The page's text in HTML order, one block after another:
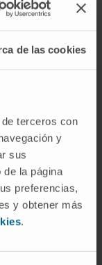
de las cookies
terceros con
y
sus
la página
preferencias,
y obtener más
.